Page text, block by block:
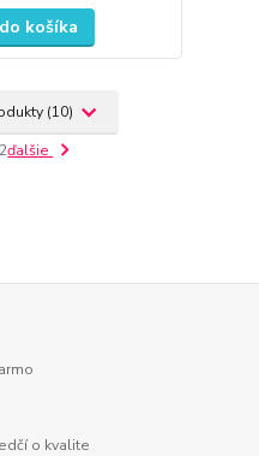
košíka
(10)
ďalšie
o kvalite